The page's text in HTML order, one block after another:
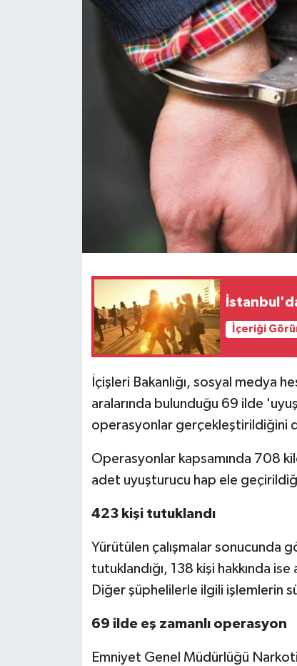
İçeriği
İçişleri Bakanlığı, sosyal medya
aralarında bulunduğu 69 ilde
operasyonlar gerçekleştirildiğini
Operasyonlar kapsamında 708
adet uyuşturucu hap ele
423 kişi tutuklandı
Yürütülen çalışmalar sonucunda
tutuklandığı, 138 kişi hakkında
Diğer şüphelilerle ilgili işlemlerin
69 ilde eş zamanlı operasyon
Emniyet Genel Müdürlüğü